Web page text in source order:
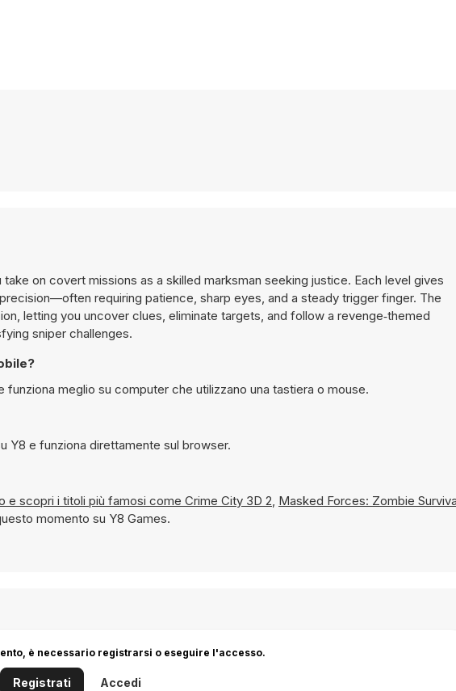
on covert missions as a skilled marksman seeking justice. Each level gives
requiring patience, sharp eyes, and a steady trigger finger. The
letting you uncover clues, eliminate targets, and follow a revenge‑themed
sniper challenges.
meglio su computer che utilizzano una tastiera o mouse.
possibile giocare gratuitamente a Sniper Assassin su Y8 e funziona direttamente sul browser.
Cecchino e scopri i titoli più famosi come Crime City 3D 2, Masked Forces: Zombie
momento su Y8 Games.
è necessario registrarsi o eseguire l'accesso.
Registrati Accedi